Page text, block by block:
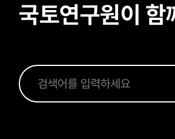
국토연구원이 함
국토연구원이 함